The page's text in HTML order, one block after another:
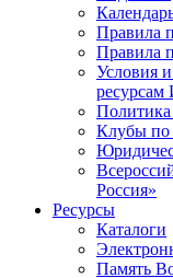
Правила
Правила
Условия
ресурсам
Политика
Клубы по
Россия»
Ресурсы
Каталоги
Память